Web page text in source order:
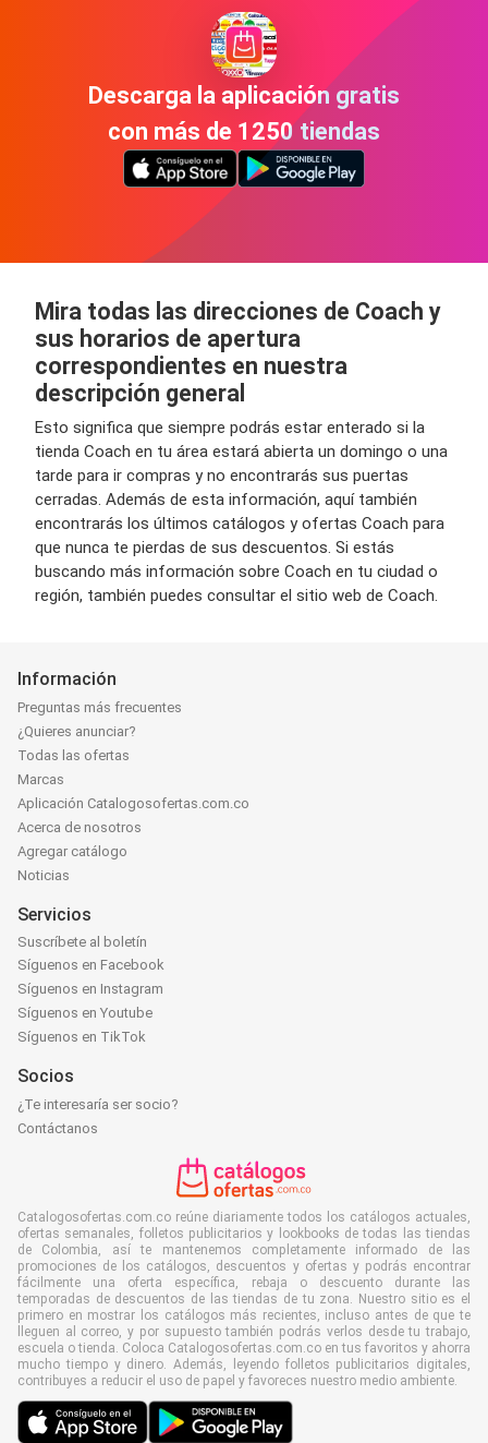
Descarga la aplicación gratis
con más de 1250 tiendas
Mira todas las direcciones de Coach y
sus horarios de apertura
correspondientes en nuestra
descripción general
Esto significa que siempre podrás estar enterado si la
tienda Coach en tu área estará abierta un domingo o una
tarde para ir compras y no encontrarás sus puertas
cerradas. Además de esta información, aquí también
encontrarás los últimos catálogos y ofertas Coach para
que nunca te pierdas de sus descuentos. Si estás
buscando más información sobre Coach en tu ciudad o
región, también puedes consultar el sitio web de Coach.
Información
Preguntas más frecuentes
¿Quieres anunciar?
Todas las ofertas
Marcas
Aplicación Catalogosofertas.com.co
Acerca de nosotros
Agregar catálogo
Noticias
Servicios
Suscríbete al boletín
Síguenos en Facebook
Síguenos en Instagram
Síguenos en Youtube
Síguenos en TikTok
Socios
¿Te interesaría ser socio?
Contáctanos
Catalogosofertas.com.co reúne diariamente todos los catálogos actuales,
ofertas semanales, folletos publicitarios y lookbooks de todas las tiendas
de Colombia, así te mantenemos completamente informado de las
promociones de los catálogos, descuentos y ofertas y podrás encontrar
fácilmente una oferta específica, rebaja o descuento durante las
temporadas de descuentos de las tiendas de tu zona. Nuestro sitio es el
primero en mostrar los catálogos más recientes, incluso antes de que te
lleguen al correo, y por supuesto también podrás verlos desde tu trabajo,
escuela o tienda. Coloca Catalogosofertas.com.co en tus favoritos y ahorra
mucho tiempo y dinero. Además, leyendo folletos publicitarios digitales,
contribuyes a reducir el uso de papel y favoreces nuestro medio ambiente.